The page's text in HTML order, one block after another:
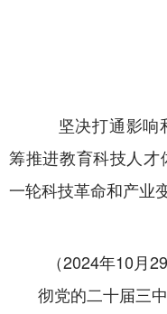
坚决打通影响
筹推进教育科技人
一轮科技革命和产业
（2024年10月
彻党的二十届三